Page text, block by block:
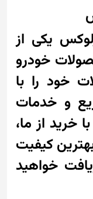
یکی از
خودرو
خود را با
و خدمات
خرید از ما،
کیفیت
خواهید